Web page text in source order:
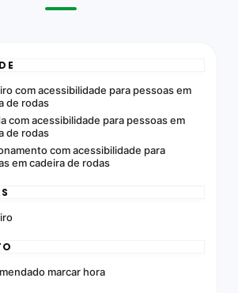
com acessibilidade para pessoas em
de rodas
com acessibilidade para pessoas em
de rodas
com acessibilidade para
em cadeira de rodas
marcar hora